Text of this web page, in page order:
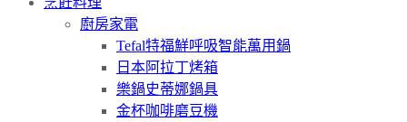
廚房家電
Tefal特福鮮呼吸智能萬用鍋
日本阿拉丁烤箱
樂鍋史蒂娜鍋具
金杯咖啡磨豆機